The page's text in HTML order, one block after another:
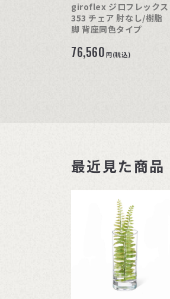
giroflex ジロフレックス
353 チェア 肘なし/樹脂
脚 背座同色タイプ
76,560 円(税込)
最近見た商品